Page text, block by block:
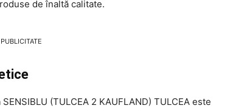
de înaltă calitate.
PUBLICITATE
(TULCEA 2 KAUFLAND) TULCEA este